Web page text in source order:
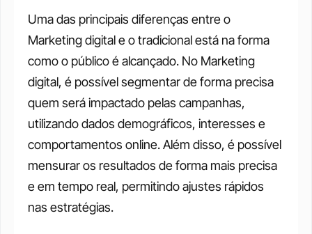
Uma das principais diferenças entre o
Marketing digital e o tradicional está na forma
como o público é alcançado. No Marketing
digital, é possível segmentar de forma precisa
quem será impactado pelas campanhas,
utilizando dados demográficos, interesses e
comportamentos online. Além disso, é possível
mensurar os resultados de forma mais precisa
e em tempo real, permitindo ajustes rápidos
nas estratégias.